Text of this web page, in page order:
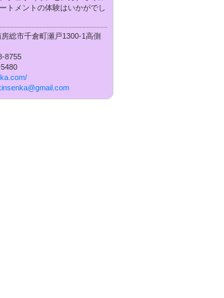
トメントの体験はいかがでし
総市千倉町瀬戸1300-1高側
8755